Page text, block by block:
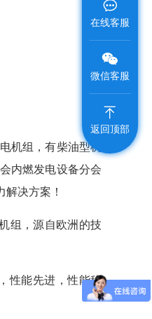
机组，有柴油型机
内燃发电设备分会
决方案！
组，源自欧洲的技
性能先进，性能稳
在线客服
微信客服
返回顶部